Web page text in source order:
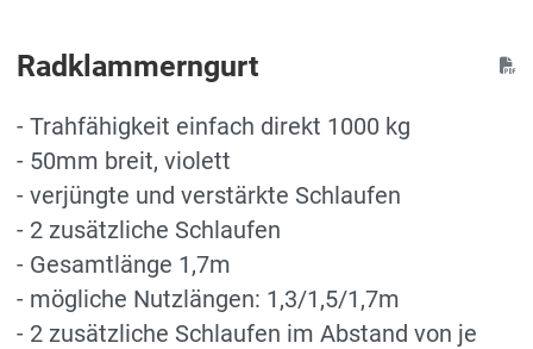
Radklammerngurt
- Trahfähigkeit einfach direkt 1000 kg
- 50mm breit, violett
- verjüngte und verstärkte Schlaufen
- 2 zusätzliche Schlaufen
- Gesamtlänge 1,7m
- mögliche Nutzlängen: 1,3/1,5/1,7m
- 2 zusätzliche Schlaufen im Abstand von je